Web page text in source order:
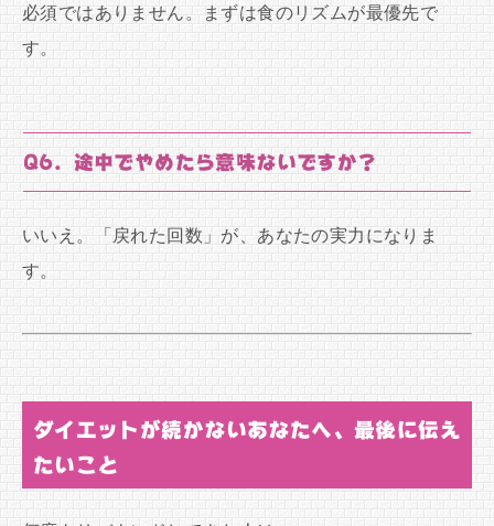
必須ではありません。まずは食のリズムが最優先で
す。
Q6. 途中でやめたら意味ないですか？
いいえ。「戻れた回数」が、あなたの実力になりま
す。
ダイエットが続かないあなたへ、最後に伝え
たいこと